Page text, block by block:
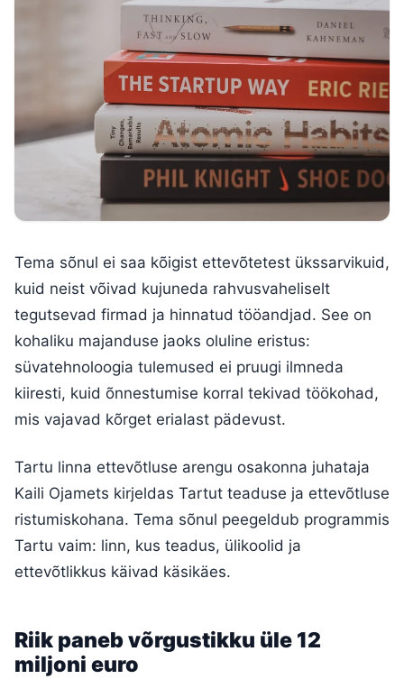
Tema sõnul ei saa kõigist ettevõtetest ükssarvikuid,
kuid neist võivad kujuneda rahvusvaheliselt
tegutsevad firmad ja hinnatud tööandjad. See on
kohaliku majanduse jaoks oluline eristus:
süvatehnoloogia tulemused ei pruugi ilmneda
kiiresti, kuid õnnestumise korral tekivad töökohad,
mis vajavad kõrget erialast pädevust.
Tartu linna ettevõtluse arengu osakonna juhataja
Kaili Ojamets kirjeldas Tartut teaduse ja ettevõtluse
ristumiskohana. Tema sõnul peegeldub programmis
Tartu vaim: linn, kus teadus, ülikoolid ja
ettevõtlikkus käivad käsikäes.
Riik paneb võrgustikku üle 12
miljoni euro